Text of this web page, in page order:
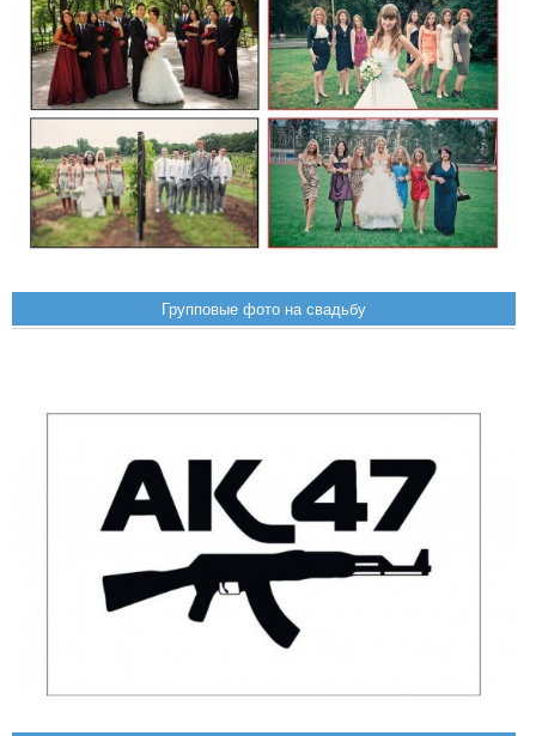
Групповые фото на свадьбу